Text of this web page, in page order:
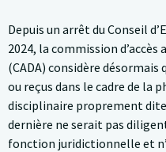
Depuis un arrêt du Conseil
2024, la commission
(CADA) considère
ou reçus dans le cadre de la
disciplinaire proprement
dernière ne serait pas
fonction juridictionnelle et